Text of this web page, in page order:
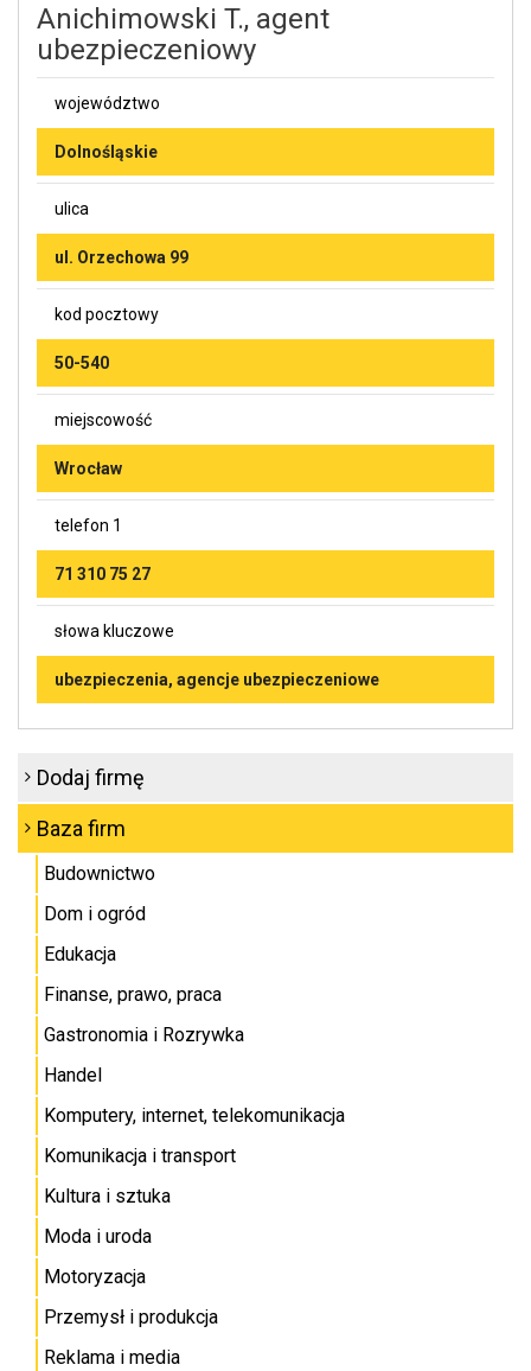
Anichimowski T., agent
ubezpieczeniowy
województwo
Dolnośląskie
ulica
ul. Orzechowa 99
kod pocztowy
50-540
miejscowość
Wrocław
telefon 1
71 310 75 27
słowa kluczowe
ubezpieczenia, agencje ubezpieczeniowe
Dodaj firmę
Baza firm
Budownictwo
Dom i ogród
Edukacja
Finanse, prawo, praca
Gastronomia i Rozrywka
Handel
Komputery, internet, telekomunikacja
Komunikacja i transport
Kultura i sztuka
Moda i uroda
Motoryzacja
Przemysł i produkcja
Reklama i media